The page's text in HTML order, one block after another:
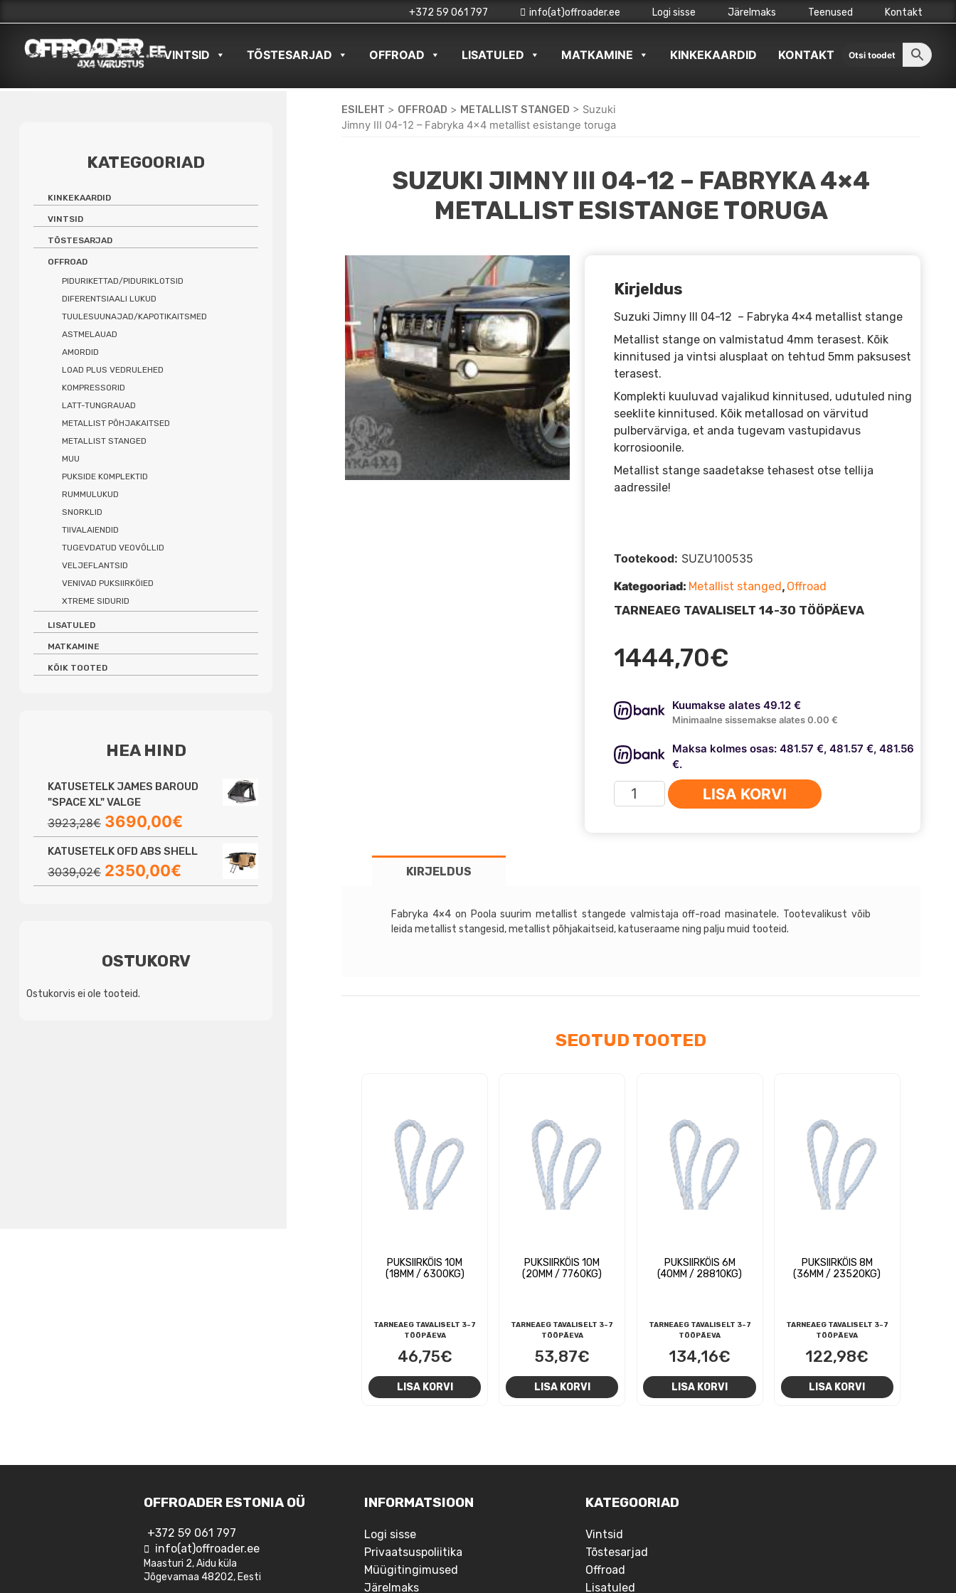
content
+372 59 061 797 info(at)offroader.ee Logi sisse Järelmaks Teenused Kontakt
VINTSID TÕSTESARJAD OFFROAD LISATULED MATKAMINE KINKEKAARDID KONTAKT
ESILEHT > OFFROAD > METALLIST STANGED > Suzuki
Jimny III 04-12 – Fabryka 4×4 metallist esistange toruga
SUZUKI JIMNY III 04-12 – FABRYKA 4×4
METALLIST ESISTANGE TORUGA
1444,70€
Kirjeldus
Suzuki Jimny III 04-12 – Fabryka 4×4 metallist stange
Metallist stange on valmistatud 4mm terasest. Kõik
kinnitused ja vintsi alusplaat on tehtud 5mm paksusest
terasest.
Komplekti kuuluvad vajalikud kinnitused, udutuled ning
seeklite kinnitused. Kõik metallosad on värvitud
pulbervärviga, et anda tugevam vastupidavus
korrosioonile.
Metallist stange saadetakse tehasest otse tellija
aadressile!
Kuumakse alates 49.12 €
Minimaalne sissemakse alates 0.00 €
Maksa kolmes osas: 481.57 €, 481.57 €, 481.56
€.
Suzuki
Jimny
4x4
metallist
LISA KORVI
Tootekood: SUZU100535
Kategooriad: Metallist stanged , Offroad
TARNEAEG TAVALISELT 14-30 TÖÖPÄEVA
KIRJELDUS
Fabryka 4×4 on Poola suurim metallist stangede valmistaja off-road masinatele. Tootevalikust võib
leida metallist stangesid, metallist põhjakaitseid, katuseraame ning palju muid tooteid.
SEOTUD TOOTED
PUKSIIRKÖIS 10M
(18MM / 6300KG)
TARNEAEG TAVALISELT 3-7
TÖÖPÄEVA
46,75€
LISA KORVI
PUKSIIRKÖIS 10M
(20MM / 7760KG)
TARNEAEG TAVALISELT 3-7
TÖÖPÄEVA
53,87€
LISA KORVI
PUKSIIRKÖIS 6M
(40MM / 28810KG)
TARNEAEG TAVALISELT 3-7
TÖÖPÄEVA
134,16€
LISA KORVI
PUKSIIRKÖIS 8M
(36MM / 23520KG)
TARNEAEG TAVALISELT 3-7
TÖÖPÄEVA
122,98€
LISA KORVI
KATEGOORIAD
KINKEKAARDID
VINTSID
TÕSTESARJAD
OFFROAD
PIDURIKETTAD/PIDURIKLOTSID
DIFERENTSIAALI LUKUD
TUULESUUNAJAD/KAPOTIKAITSMED
ASTMELAUAD
AMORDID
LOAD PLUS VEDRULEHED
KOMPRESSORID
LATT-TUNGRAUAD
METALLIST PÕHJAKAITSED
METALLIST STANGED
MUU
PUKSIDE KOMPLEKTID
RUMMULUKUD
SNORKLID
TIIVALAIENDID
TUGEVDATUD VEOVÕLLID
VELJEFLANTSID
VENIVAD PUKSIIRKÖIED
XTREME SIDURID
LISATULED
MATKAMINE
KÕIK TOOTED
HEA HIND
KATUSETELK JAMES BAROUD
"SPACE XL" VALGE
3923,28€ Algne
hind
oli:
3923,28€.
3690,00€Praegune
hind
on:
3690,00€.
KATUSETELK OFD ABS SHELL
3039,02€ Algne
hind
2350,00€Praegune
hind
OSTUKORV
Ostukorvis ei ole tooteid.
OFFROADER ESTONIA OÜ
+372 59 061 797
info(at)offroader.ee
Maasturi 2, Aidu küla
Jõgevamaa 48202, Eesti
INFORMATSIOON
Logi sisse
Privaatsuspoliitika
Müügitingimused
Järelmaks
KATEGOORIAD
Vintsid
Tõstesarjad
Offroad
Lisatuled